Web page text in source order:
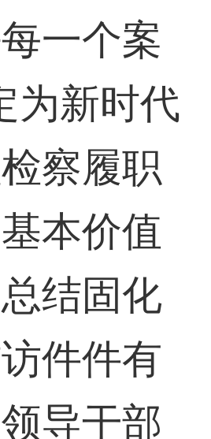
一个案
为新时代
察履职
本价值
结固化
件件有
导干部